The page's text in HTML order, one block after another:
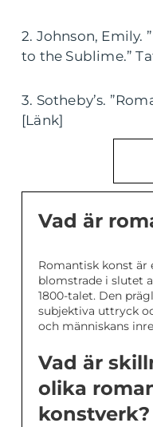
2. Johnson, Emily.
to the Sublime.”
3. Sotheby’s.
[Länk]
Vad är
Romantisk konst är
blomstrade i slutet
1800-talet. Den
subjektiva uttryck
och människans
Vad är
olika
konstverk?